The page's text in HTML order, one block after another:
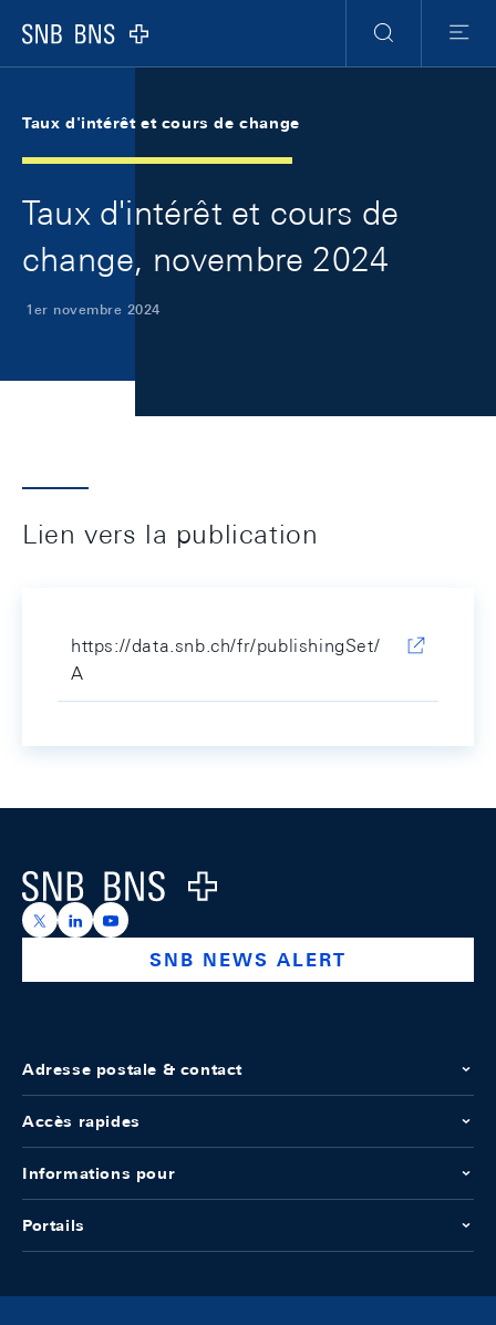
Logo
RechercheMenu
Taux d'intérêt et cours de change
Taux d'intérêt et cours de
change, novembre 2024
1er novembre 2024
Lien vers la publication
https://data.snb.ch/fr/publishingSet/
A
Logo
https://x.com/snb_bns
https://ch.linkedin.com/company/swiss-national-
https://www.youtube.com/@swissnationalbank
SNB NEWS ALERT
Adresse postale & contact
Accès rapides
Informations pour
Portails